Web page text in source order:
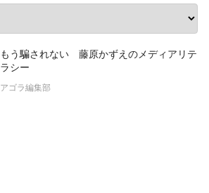
もう騙されない 藤原かずえのメディアリテ
ラシー
アゴラ編集部